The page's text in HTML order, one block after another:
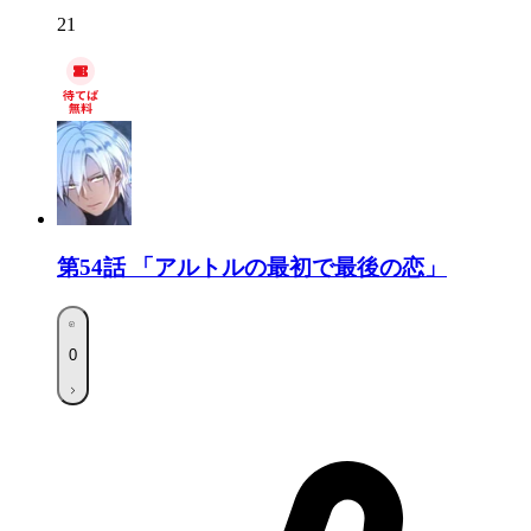
21
第54話 「アルトルの最初で最後の恋」
0